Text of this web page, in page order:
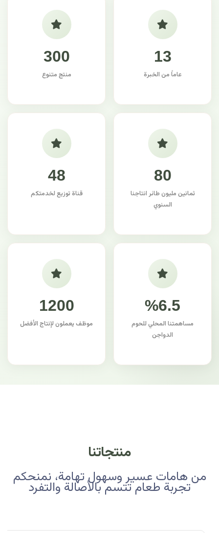
13
عاماً من الخبرة
300
منتج متنوع
80
ثمانين مليون طائر انتاجنا
السنوي
48
قناة توزيع لخدمتكم
%6.5
مساهمتنا المحلي للحوم
الدواجن
1200
موظف يعملون لإنتاج الأفضل
منتجاتنا
من هامات عسير وسهول تهامة، نمنحكم
تجربة طعام تتسم بالأصالة والتفرد